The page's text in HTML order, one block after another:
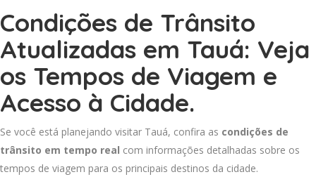
Condições de Trânsito
Atualizadas em Tauá: Veja
os Tempos de Viagem e
Acesso à Cidade.
Se você está planejando visitar Tauá, confira as condições de
trânsito em tempo real com informações detalhadas sobre os
tempos de viagem para os principais destinos da cidade.